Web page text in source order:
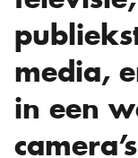
media,
in een